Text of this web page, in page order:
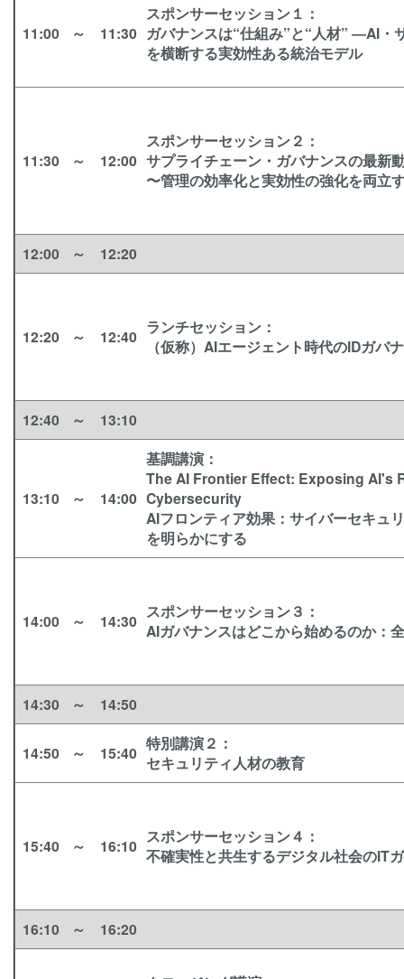
11:00 ～ 11:30
スポンサーセッション１ ：
ガバナンスは“仕組み”と“人材” ―AI・
を横断する実効性ある統治モデル
11:30 ～ 12:00
スポンサーセッション２ ：
サプライチェーン・ガバナンスの最新
〜管理の効率化と実効性の強化を両立
12:00 ～ 12:20
12:20 ～ 12:40 ランチセッション：
（仮称）AIエージェント時代のIDガバ
12:40 ～ 13:10
13:10 ～ 14:00
基調講演 ：
The AI Frontier Effect: Exposing AI's
Cybersecurity
AIフロンティア効果：サイバーセキュ
を明らかにする
14:00 ～ 14:30 スポンサーセッション３ ：
AIガバナンスはどこから始めるのか：
14:30 ～ 14:50
14:50 ～ 15:40 特別講演２ ：
セキュリティ人材の教育
15:40 ～ 16:10 スポンサーセッション４ ：
不確実性と共生するデジタル社会のIT
16:10 ～ 16:20